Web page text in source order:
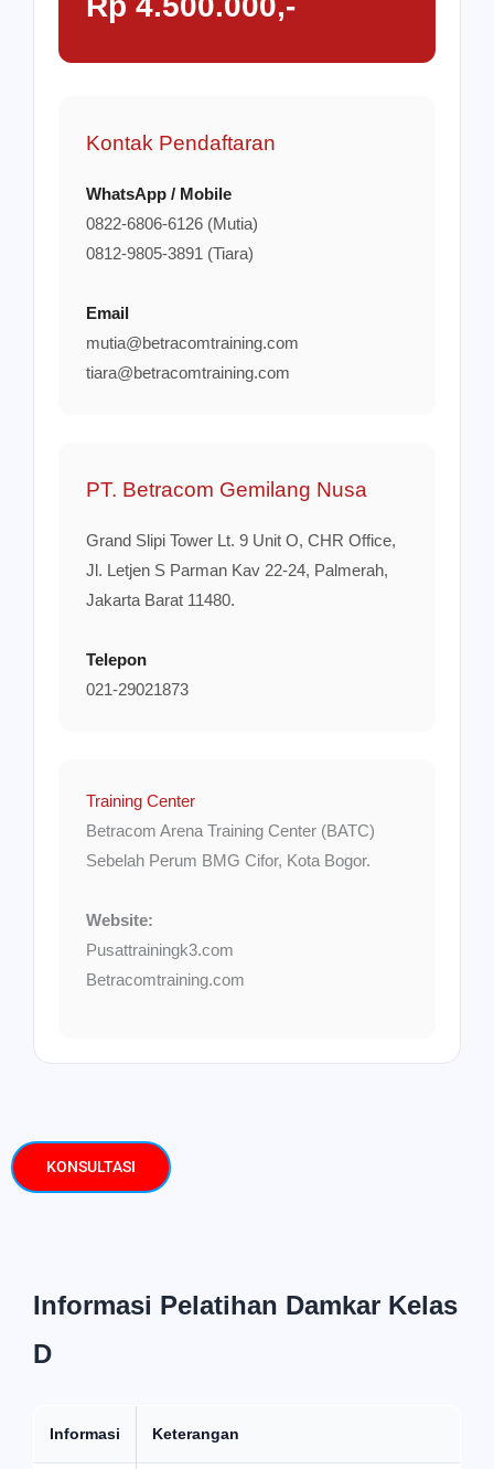
Kontak Pendaftaran
WhatsApp / Mobile
0822-6806-6126 (Mutia)
0812-9805-3891 (Tiara)
Email
mutia@betracomtraining.com
tiara@betracomtraining.com
PT. Betracom Gemilang Nusa
Grand Slipi Tower Lt. 9 Unit O, CHR Office,
Jl. Letjen S Parman Kav 22-24, Palmerah,
Jakarta Barat 11480.
Telepon
021-29021873
Training Center
Betracom Arena Training Center (BATC)
Sebelah Perum BMG Cifor, Kota Bogor.
Website:
Pusattrainingk3.com
Betracomtraining.com
KONSULTASI
Informasi Pelatihan Damkar Kelas
D
Informasi Keterangan